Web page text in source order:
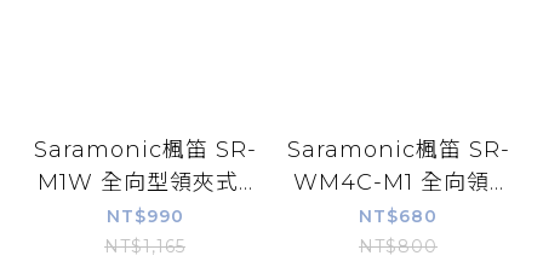
Saramonic楓笛 SR-
M1W 全向型領夾式...
NT$990
NT$1,165
Saramonic楓笛 SR-
WM4C-M1 全向領...
NT$680
NT$800